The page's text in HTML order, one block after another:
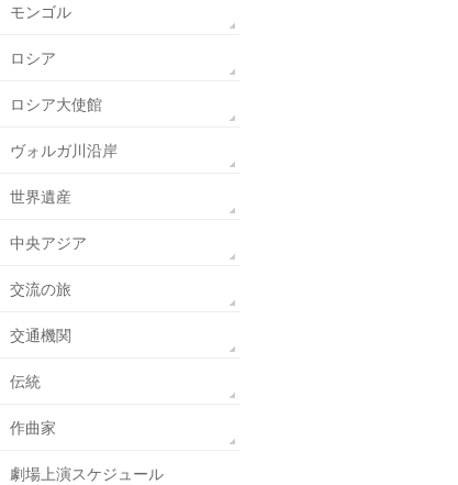
モンゴル
ロシア
ロシア大使館
ヴォルガ川沿岸
世界遺産
中央アジア
交流の旅
交通機関
伝統
作曲家
劇場上演スケジュール